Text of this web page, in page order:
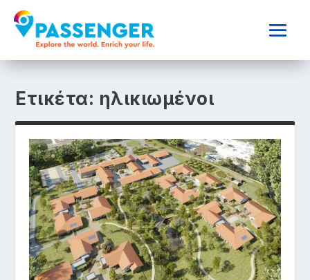
Ετικέτα: ηλικιωμένοι